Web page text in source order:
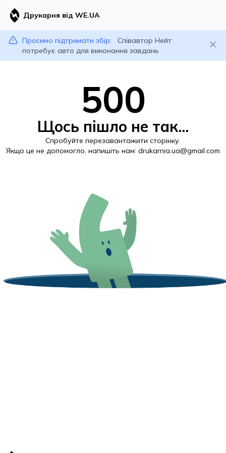
Друкарня від WE.UA
Просимо підтримати збір:
Співавтор Нейт
потребує авто для виконання завдань
500
Щось пішло не так...
Спробуйте перезавантажити сторінку.
Якщо це не допомогло, напишіть нам: drukarnia.ua@gmail.com